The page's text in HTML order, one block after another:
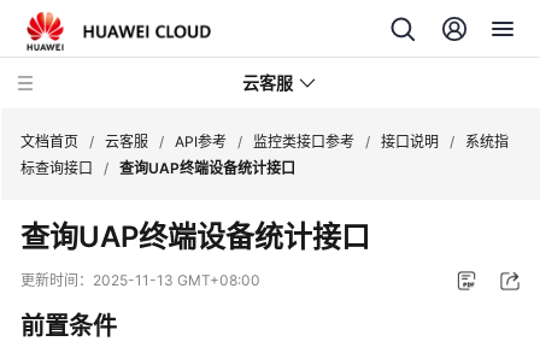
云客服
产
品
介
文档首页 / 云客服 / API参考 / 监控类接口参考 / 接口说明 /
系统指
标查询接口
/ 查询UAP终端设备统计接口
查询UAP终端设备统计接口
更新时间： 2025-11-13 GMT+08:00
前置条件